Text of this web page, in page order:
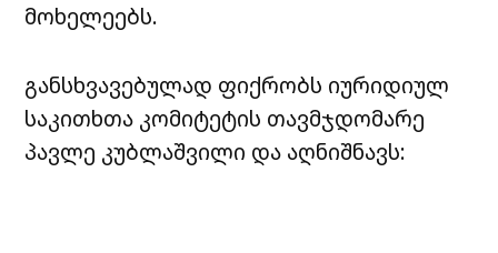
მოხელეებს.
განსხვავებულად ფიქრობს იურიდიულ
საკითხთა კომიტეტის თავმჯდომარე
პავლე კუბლაშვილი და აღნიშნავს: